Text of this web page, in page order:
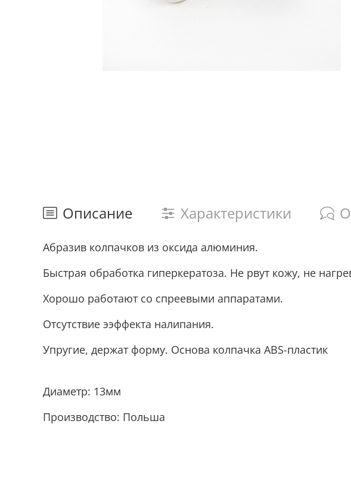
Описание Характеристики
Абразив колпачков из оксида алюминия.
Быстрая обработка гиперкератоза. Не рвут кожу, не
Хорошо работают со спреевыми аппаратами.
Отсутствие ээффекта налипания.
Упругие, держат форму. Основа колпачка ABS-пластик
Диаметр: 13мм
Производство: Польша